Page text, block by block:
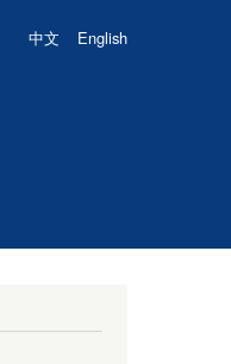
中文 English